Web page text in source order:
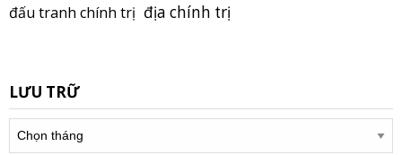
đấu tranh chính trị địa chính trị
LƯU TRỮ
Lưu
trữ